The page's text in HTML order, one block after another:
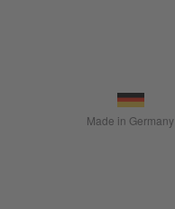
Made in Germany